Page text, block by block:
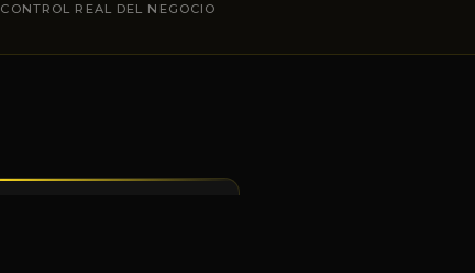
CONTROL REAL DEL NEGOCIO